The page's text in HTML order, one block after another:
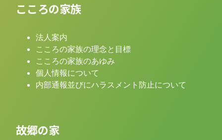
こころの家族
法人案内
こころの家族の理念と目標
こころの家族のあゆみ
個人情報について
内部通報並びにハラスメント防止について
故郷の家